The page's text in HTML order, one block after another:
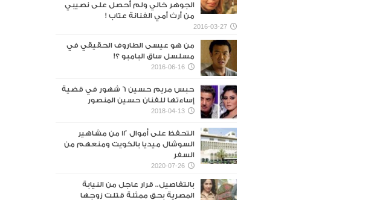
الجوهر خالي ولم أحصل على نصيبي
من أرث أمي الفنانة عتاب !
2016-03-27
من هو عيسى الطاروف الحقيقي في
مسلسل ساق البامبو ؟!
2016-06-16
حبس مريم حسين 6 شهور في قضية
إساءتها للفنان حسين المنصور‎
2018-04-13
التحفظ على أموال 12 من مشاهير
السوشال ميديا بالكويت ومنعهم من
السفر
2020-07-26
بالتفاصيل.. قرار عاجل من النيابة
المصرية بحق ممثلة قتلت زوجها